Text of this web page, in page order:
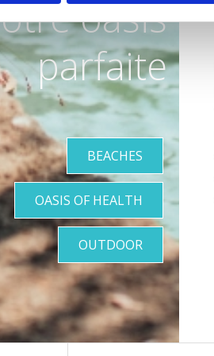
oasis
parfaite
BEACHES
OASIS OF HEALTH
OUTDOOR